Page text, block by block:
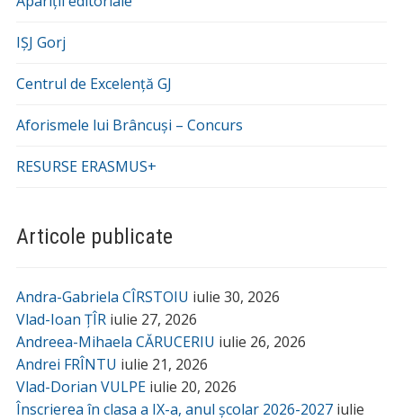
IȘJ Gorj
Centrul de Excelență GJ
Aforismele lui Brâncuși – Concurs
RESURSE ERASMUS+
Articole publicate
Andra-Gabriela CÎRSTOIU iulie 30, 2026
Vlad-Ioan ȚÎR iulie 27, 2026
Andreea-Mihaela CĂRUCERIU iulie 26, 2026
Andrei FRÎNTU iulie 21, 2026
Vlad-Dorian VULPE iulie 20, 2026
Înscrierea în clasa a IX-a, anul școlar 2026-2027 iulie